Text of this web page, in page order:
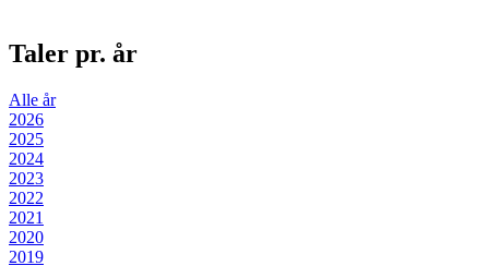
Taler pr. år
Alle år
2026
2025
2024
2023
2022
2021
2020
2019